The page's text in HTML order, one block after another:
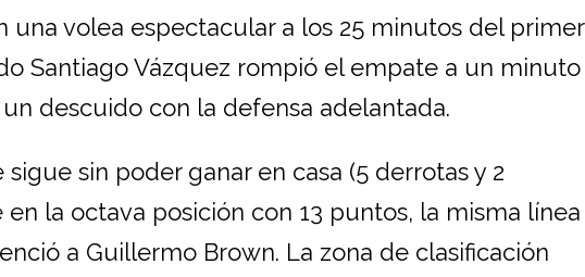
una volea espectacular a los 25 minutos del primer
Santiago Vázquez rompió el empate a un minuto
descuido con la defensa adelantada.
sin poder ganar en casa (5 derrotas y 2
la octava posición con 13 puntos, la misma línea
a Guillermo Brown. La zona de clasificación